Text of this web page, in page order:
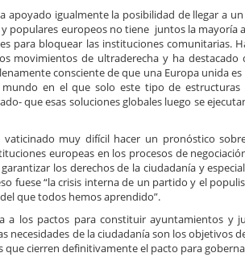
apoyado igualmente la posibilidad de llegar a
populares europeos no tiene juntos la mayoría
para bloquear las instituciones comunitarias.
movimientos de ultraderecha y ha
consciente de que una Europa unida
mundo en el que solo este tipo de
que esas soluciones globales luego se
vaticinado muy difícil hacer un pronóstico
europeas en los procesos de
los derechos de la ciudadanía y
fuese “la crisis interna de un partido y el
que todos hemos aprendido”.
a los pactos para constituir ayuntamientos y
necesidades de la ciudadanía son los objetivos
que cierren definitivamente el pacto para